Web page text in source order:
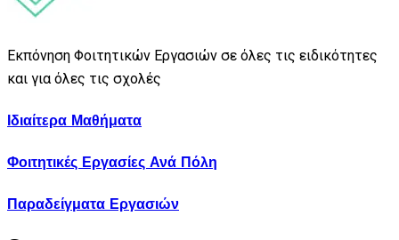
Εκπόνηση Φοιτητικών Εργασιών σε όλες τις ειδικότητες
και για όλες τις σχολές
Ιδιαίτερα Μαθήματα
Φοιτητικές Εργασίες Ανά Πόλη
Παραδείγματα Εργασιών